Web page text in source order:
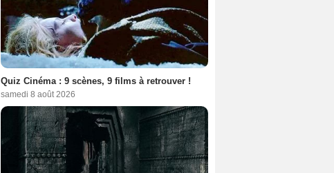
Quiz Cinéma : 9 scènes, 9 films à retrouver !
samedi 8 août 2026